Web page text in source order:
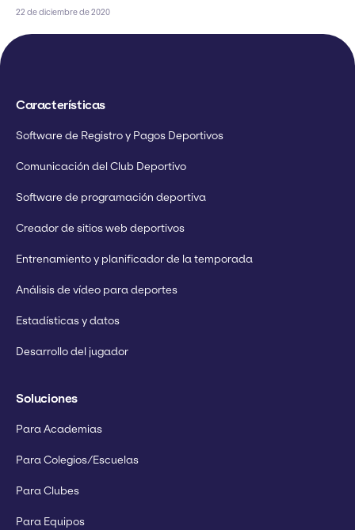
22 de diciembre de 2020
Características
Software de Registro y Pagos Deportivos
Comunicación del Club Deportivo
Software de programación deportiva
Creador de sitios web deportivos
Entrenamiento y planificador de la temporada
Análisis de vídeo para deportes
Estadísticas y datos
Desarrollo del jugador
Soluciones
Para Academias
Para Colegios/Escuelas
Para Clubes
Para Equipos